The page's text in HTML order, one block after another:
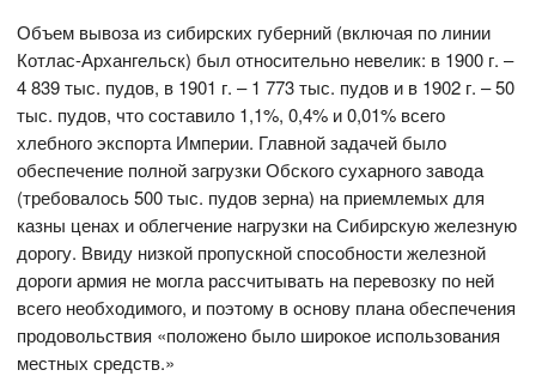
Объем вывоза из сибирских губерний (включая по линии
Котлас-Архангельск) был относительно невелик: в 1900 г. –
4 839 тыс. пудов, в 1901 г. – 1 773 тыс. пудов и в 1902 г. – 50
тыс. пудов, что составило 1,1%, 0,4% и 0,01% всего
хлебного экспорта Империи. Главной задачей было
обеспечение полной загрузки Обского сухарного завода
(требовалось 500 тыс. пудов зерна) на приемлемых для
казны ценах и облегчение нагрузки на Сибирскую железную
дорогу. Ввиду низкой пропускной способности железной
дороги армия не могла рассчитывать на перевозку по ней
всего необходимого, и поэтому в основу плана обеспечения
продовольствия «положено было широкое использования
местных средств.»